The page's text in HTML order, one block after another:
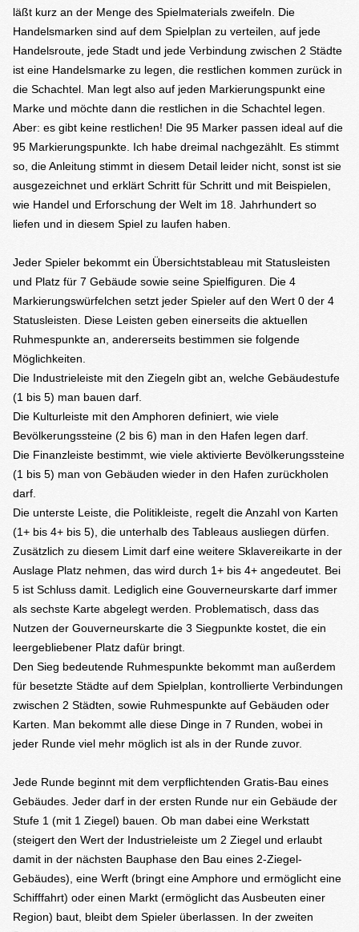
läßt kurz an der Menge des Spielmaterials zweifeln. Die
Handelsmarken sind auf dem Spielplan zu verteilen, auf jede
Handelsroute, jede Stadt und jede Verbindung zwischen 2 Städte
ist eine Handelsmarke zu legen, die restlichen kommen zurück in
die Schachtel. Man legt also auf jeden Markierungspunkt eine
Marke und möchte dann die restlichen in die Schachtel legen.
Aber: es gibt keine restlichen! Die 95 Marker passen ideal auf die
95 Markierungspunkte. Ich habe dreimal nachgezählt. Es stimmt
so, die Anleitung stimmt in diesem Detail leider nicht, sonst ist sie
ausgezeichnet und erklärt Schritt für Schritt und mit Beispielen,
wie Handel und Erforschung der Welt im 18. Jahrhundert so
liefen und in diesem Spiel zu laufen haben.
Jeder Spieler bekommt ein Übersichtstableau mit Statusleisten
und Platz für 7 Gebäude sowie seine Spielfiguren. Die 4
Markierungswürfelchen setzt jeder Spieler auf den Wert 0 der 4
Statusleisten. Diese Leisten geben einerseits die aktuellen
Ruhmespunkte an, andererseits bestimmen sie folgende
Möglichkeiten.
Die Industrieleiste mit den Ziegeln gibt an, welche Gebäudestufe
(1 bis 5) man bauen darf.
Die Kulturleiste mit den Amphoren definiert, wie viele
Bevölkerungssteine (2 bis 6) man in den Hafen legen darf.
Die Finanzleiste bestimmt, wie viele aktivierte Bevölkerungssteine
(1 bis 5) man von Gebäuden wieder in den Hafen zurückholen
darf.
Die unterste Leiste, die Politikleiste, regelt die Anzahl von Karten
(1+ bis 4+ bis 5), die unterhalb des Tableaus ausliegen dürfen.
Zusätzlich zu diesem Limit darf eine weitere Sklavereikarte in der
Auslage Platz nehmen, das wird durch 1+ bis 4+ angedeutet. Bei
5 ist Schluss damit. Lediglich eine Gouverneurskarte darf immer
als sechste Karte abgelegt werden. Problematisch, dass das
Nutzen der Gouverneurskarte die 3 Siegpunkte kostet, die ein
leergebliebener Platz dafür bringt.
Den Sieg bedeutende Ruhmespunkte bekommt man außerdem
für besetzte Städte auf dem Spielplan, kontrollierte Verbindungen
zwischen 2 Städten, sowie Ruhmespunkte auf Gebäuden oder
Karten. Man bekommt alle diese Dinge in 7 Runden, wobei in
jeder Runde viel mehr möglich ist als in der Runde zuvor.
Jede Runde beginnt mit dem verpflichtenden Gratis-Bau eines
Gebäudes. Jeder darf in der ersten Runde nur ein Gebäude der
Stufe 1 (mit 1 Ziegel) bauen. Ob man dabei eine Werkstatt
(steigert den Wert der Industrieleiste um 2 Ziegel und erlaubt
damit in der nächsten Bauphase den Bau eines 2-Ziegel-
Gebäudes), eine Werft (bringt eine Amphore und ermöglicht eine
Schifffahrt) oder einen Markt (ermöglicht das Ausbeuten einer
Region) baut, bleibt dem Spieler überlassen. In der zweiten